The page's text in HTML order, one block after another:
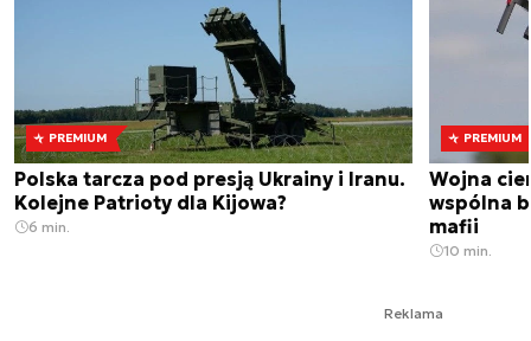
PREMIUM
Polska tarcza pod presją Ukrainy i Iranu.
Kolejne Patrioty dla Kijowa?
6 min.
PREMIUM
Wojna
wspólna
mafii
10 min.
Reklama